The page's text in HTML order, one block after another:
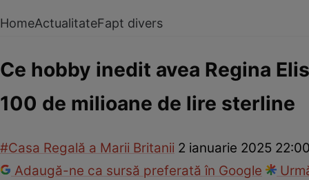
HomeActualitateFapt divers
Ce hobby inedit avea Regina
100 de milioane de lire sterline
#Casa Regală a Marii Britanii 2 ianuarie 2025
Adaugă-ne ca sursă preferată în Google